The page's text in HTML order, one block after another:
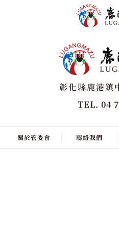
彰化縣鹿港鎮
TEL. 04
關於管委會 聯絡我們